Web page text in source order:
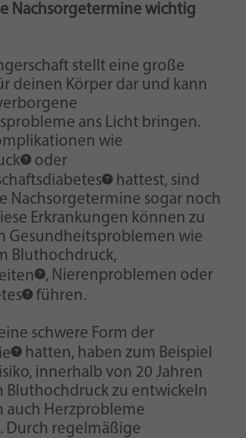
Nachsorgetermine wichtig
stellt eine große
deinen Körper dar und kann
ans Licht bringen.
wie
oder
hattest, sind
Nachsorgetermine sogar noch
Erkrankungen können zu
Gesundheitsproblemen wie
Bluthochdruck,
, Nierenproblemen oder
führen.
schwere Form der
hatten, haben zum Beispiel
innerhalb von 20 Jahren
Bluthochdruck zu entwickeln
auch Herzprobleme
Durch regelmäßige